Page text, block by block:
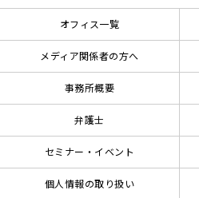
オフィス一覧
メディア関係者の方へ
事務所概要
弁護士
セミナー・イベント
個人情報の取り扱い